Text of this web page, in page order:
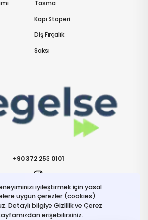
iyileştirmek için yasal
uygun çerezler (cookies)
Detaylı bilgiye Gizlilik ve Çerez
erişebilirsiniz.
+90 372 253 0101
Geçininfo@negelse.com
Tasma
Kapı Stoperi
Diş Fırçalık
Saksı